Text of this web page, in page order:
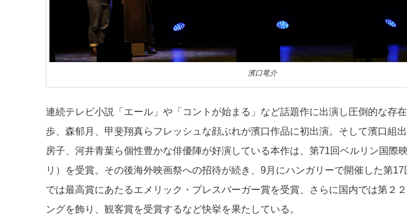
濱口竜介
連続テレビ小説「エール」や「コントが始まる」など話題作に出演し圧倒的な存
歩、森郁月、甲斐翔真らフレッシュな顔ぶれが濱口作品に初出演。そして濱口組
房子、河井青葉ら個性豊かな俳優陣が好演している本作は、第71回ベルリン国際
リ）を受賞。その後海外映画祭への招待が続き、9月にハンガリーで開催した第
では最高賞にあたるエメリック・プレスバーガー賞を受賞、さらに国内では第２
ングを飾り、観客賞を受賞するなど快挙を果たしている。